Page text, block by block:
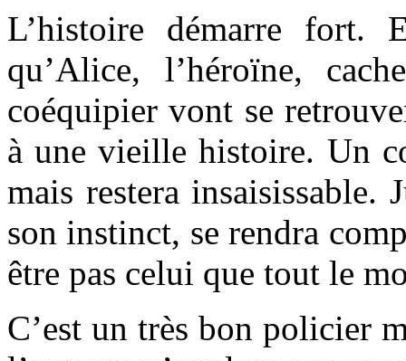
L’histoire démarre fort.
qu’Alice, l’héroïne,
coéquipier vont se
à une vieille histoire. Un
mais restera insaisissable.
son instinct, se rendra
être pas celui que tout le
C’est un très bon policier